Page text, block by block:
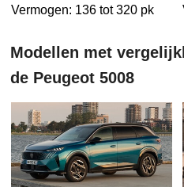
Vermogen: 136 tot 320 pk
Modellen met
de Peugeot 5008